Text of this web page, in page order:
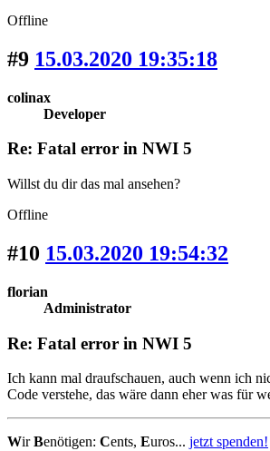
Offline
#9 15.03.2020 19:35:18
colinax
Developer
Re: Fatal error in NWI 5
Willst du dir das mal ansehen?
Offline
#10 15.03.2020 19:54:32
florian
Administrator
Re: Fatal error in NWI 5
Ich kann mal draufschauen, auch wenn ich
Code verstehe, das wäre dann eher was für
WirBenötigen: Cents, Euros... jetzt spenden!